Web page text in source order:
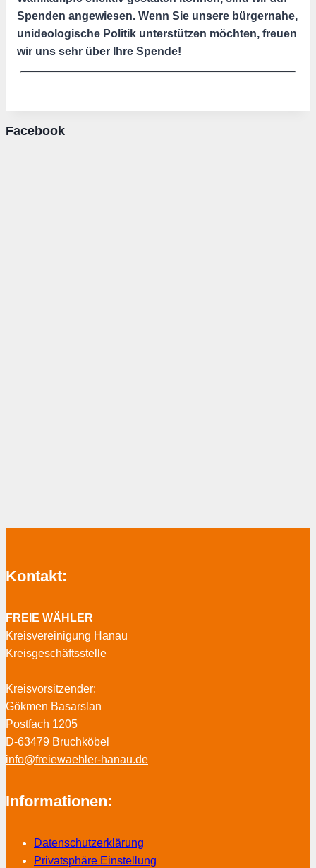
Spenden angewiesen. Wenn Sie unsere bürgernahe,
unideologische Politik unterstützen möchten, freuen
wir uns sehr über Ihre Spende!
Facebook
Kontakt:
FREIE WÄHLER
Kreisvereinigung Hanau
Kreisgeschäftsstelle
Kreisvorsitzender:
Gökmen Basarslan
Postfach 1205
D-63479 Bruchköbel
info@freiewaehler-hanau.de
Informationen:
Datenschutzerklärung
Privatsphäre Einstellung